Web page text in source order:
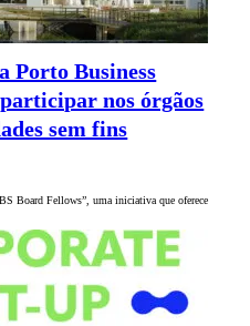
Porto Business
nos órgãos
sem fins
Board Fellows”, uma iniciativa que oferece